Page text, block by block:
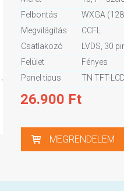
Felbontás
WXGA
Megvilágítás
CCFL
Csatlakozó
LVDS, 30
Felület
Fényes
Panel típus
TN TFT-
26.900 Ft
MEGRENDELEM